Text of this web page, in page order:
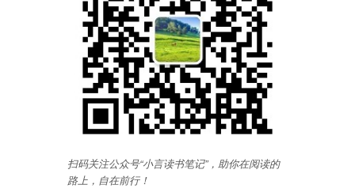
扫码关注公众号“小言读书笔记”，助你在阅读的
路上，自在前行！